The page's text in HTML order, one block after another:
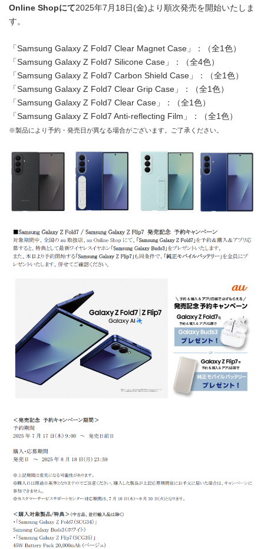
Online Shopにて2025年7月18日(金)より順次発売を開始いたしま
す。
「Samsung Galaxy Z Fold7 Clear Magnet Case」：（全1色）
「Samsung Galaxy Z Fold7 Silicone Case」：（全4色）
「Samsung Galaxy Z Fold7 Carbon Shield Case」：（全1色）
「Samsung Galaxy Z Fold7 Clear Grip Case」：（全1色）
「Samsung Galaxy Z Fold7 Clear Case」：（全1色）
「Samsung Galaxy Z Fold7 Anti-reflecting Film」：（全1色）
※製品により予約・発売日が異なる場合がございます。ご了承ください。